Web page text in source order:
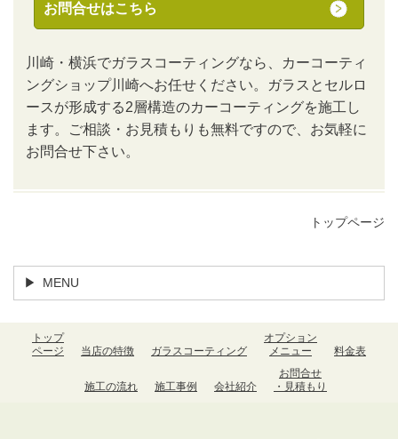
お問合せはこちら
川崎・横浜でガラスコーティングなら、カーコーティ
ングショップ川崎へお任せください。ガラスとセルロ
ースが形成する2層構造のカーコーティングを施工し
ます。ご相談・お見積もりも無料ですので、お気軽に
お問合せ下さい。
トップページ
MENU
トップ
ページ
当店の特徴 ガラスコーティング
オプション
メニュー
料金表
施工の流れ 施工事例 会社紹介
お問合せ
・見積もり